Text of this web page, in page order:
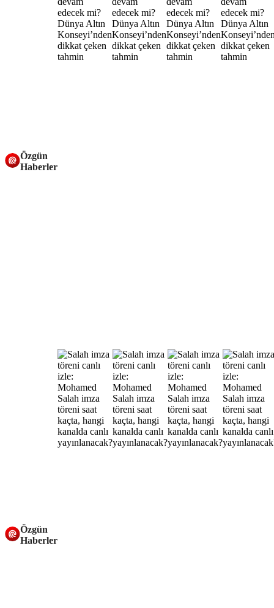
Özgün
Haberler
Özgün
Haberler